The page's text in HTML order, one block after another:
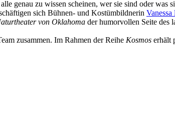
genau zu wissen scheinen, wer sie sind oder was
sich Bühnen- und Kostümbildnerin Vanessa
von Oklahoma der humorvollen Seite des
zusammen. Im Rahmen der Reihe Kosmos erhält